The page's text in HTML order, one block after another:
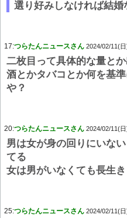
選り好みしなければ結
17:つらたんニュースさん 2024/02/11(
二枚目って具体的な量と
酒とかタバコとか何を基
や？
20:つらたんニュースさん 2024/02/11(
男は女が身の回りにいな
てる
女は男がいなくても長生き
25:つらたんニュースさん 2024/02/11(